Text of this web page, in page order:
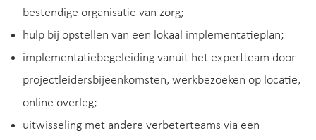
bestendige organisatie van zorg;
hulp bij opstellen van een lokaal implementatieplan;
implementatiebegeleiding vanuit het expertteam door
projectleidersbijeenkomsten, werkbezoeken op locatie,
online overleg;
uitwisseling met andere verbeterteams via een